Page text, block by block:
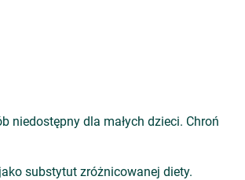
niedostępny dla małych dzieci. Chroń
substytut zróżnicowanej diety.